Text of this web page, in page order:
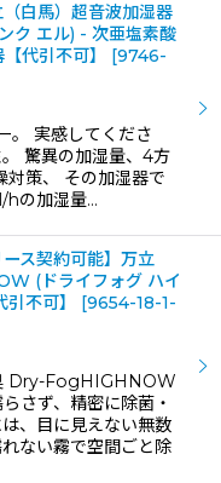
（白馬）超音波加湿器
ク エル) - 次亜塩素酸
代引不可】
[9746-
。 実感してくださ
驚異の加湿量、4方
対策、 その加湿器で
hの加湿量…
ース契約可能】万立
(ドライフォグ ハイ
不可】
[9654-18-1-
Dry-FogHIGHNOW
さず、精密に除菌・
、目に見えない無数
ない霧で空間ごと除